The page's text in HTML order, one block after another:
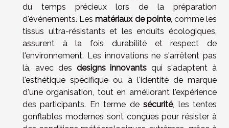
du temps précieux lors de la préparation
d'événements. Lesmatériaux de pointe, comme les
tissus ultra-résistants et les enduits écologiques,
assurent à la fois durabilité et respect de
l'environnement. Les innovations ne s'arrêtent pas
là, avec des designs innovants qui s'adaptent à
l'esthétique spécifique ou à l'identité de marque
d'une organisation, tout en améliorant l'expérience
des participants. En terme desécurité, les tentes
gonflables modernes sont conçues pour résister à